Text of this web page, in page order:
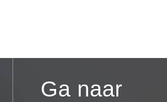
Ga naar